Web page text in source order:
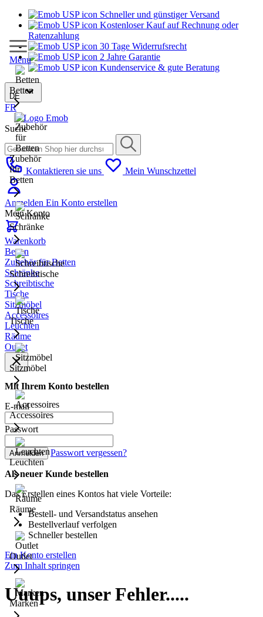
Schneller und günstiger Versand
Kostenloser Kauf auf Rechnung oder
Ratenzahlung
30 Tage Widerrufsrecht
2 Jahre Garantie
Kundenservice & gute Beratung
DE
FR
Suche
Kontaktieren sie uns Mein Wunschzettel
Anmelden Ein Konto erstellen
Mein Konto
Warenkorb
Menu
Betten
Zubehör
für
Betten
Schränke
Schreibtische
Tische
Sitzmöbel
Accessoires
Leuchten
Räume
Outlet
Marken
Betten
Zubehör für Betten
Schränke
Schreibtische
Tische
Sitzmöbel
Accessoires
Leuchten
Räume
Outlet
Mit Ihrem Konto bestellen
E-mail
Passwort
Anmelden Passwort vergessen?
Als neuer Kunde bestellen
Das Erstellen eines Kontos hat viele Vorteile:
Bestell- und Versandstatus ansehen
Bestellverlauf verfolgen
Schneller bestellen
Ein Konto erstellen
Zum Inhalt springen
Uuups, unser Fehler.....